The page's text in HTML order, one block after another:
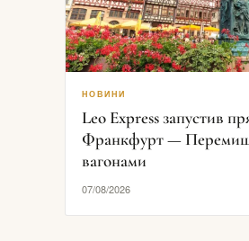
НОВИНИ
Leo Express запустив
Франкфурт —
вагонами
07/08/2026